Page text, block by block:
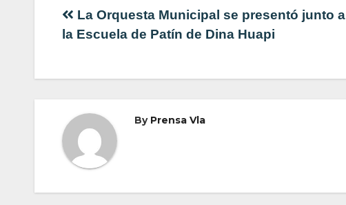
Navegación
entradas
La Orquesta Municipal se presentó junto a
la Escuela de Patín de Dina Huapi
By Prensa Vla